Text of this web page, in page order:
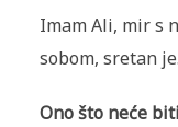
Imam Ali, mir s
sobom, sretan
Ono što neće